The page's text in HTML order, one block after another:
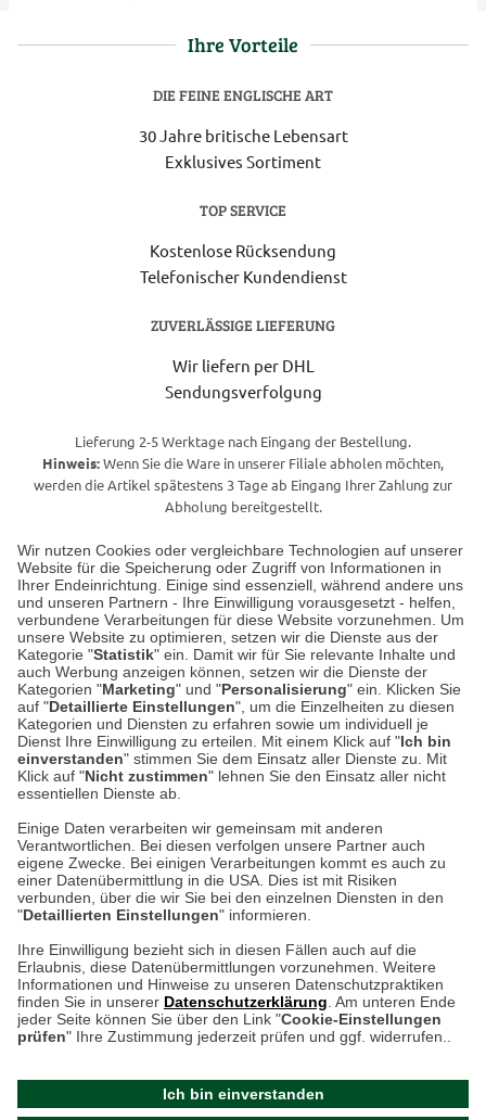
Wir nutzen Cookies oder vergleichbare Technologien auf unserer
Website für die Speicherung oder Zugriff von Informationen in
Ihrer Endeinrichtung. Einige sind essenziell, während andere uns
und unseren Partnern - Ihre Einwilligung vorausgesetzt - helfen,
verbundene Verarbeitungen für diese Website vorzunehmen. Um
unsere Website zu optimieren, setzen wir die Dienste aus der
Kategorie "Statistik" ein. Damit wir für Sie relevante Inhalte und
auch Werbung anzeigen können, setzen wir die Dienste der
Kategorien "Marketing" und "Personalisierung" ein. Klicken Sie
auf "Detaillierte Einstellungen", um die Einzelheiten zu diesen
Kategorien und Diensten zu erfahren sowie um individuell je
Dienst Ihre Einwilligung zu erteilen. Mit einem Klick auf "Ich bin
einverstanden" stimmen Sie dem Einsatz aller Dienste zu. Mit
Klick auf "Nicht zustimmen" lehnen Sie den Einsatz aller nicht
essentiellen Dienste ab.
Einige Daten verarbeiten wir gemeinsam mit anderen
Verantwortlichen. Bei diesen verfolgen unsere Partner auch
eigene Zwecke. Bei einigen Verarbeitungen kommt es auch zu
einer Datenübermittlung in die USA. Dies ist mit Risiken
verbunden, über die wir Sie bei den einzelnen Diensten in den
"Detaillierten Einstellungen" informieren.
Ihre Einwilligung bezieht sich in diesen Fällen auch auf die
Erlaubnis, diese Datenübermittlungen vorzunehmen. Weitere
Informationen und Hinweise zu unseren Datenschutzpraktiken
finden Sie in unserer Datenschutzerklärung . Am unteren Ende
jeder Seite können Sie über den Link "Cookie-Einstellungen
prüfen" Ihre Zustimmung jederzeit prüfen und ggf. widerrufen..
Ich bin einverstanden
Ihre Vorteile
DIE FEINE ENGLISCHE ART
30 Jahre britische Lebensart
Exklusives Sortiment
TOP SERVICE
Kostenlose Rücksendung
Telefonischer Kundendienst
ZUVERLÄSSIGE LIEFERUNG
Wir liefern per DHL
Sendungsverfolgung
Lieferung 2-5 Werktage nach Eingang der Bestellung.
Hinweis:Wenn Sie die Ware in unserer Filiale abholen möchten,
werden die Artikel spätestens 3 Tage ab Eingang Ihrer Zahlung zur
Abholung bereitgestellt.
Unser Geschäft in Meckenheim
Auf dem Steinbüchel 6
53340 Meckenheim
Montag bis Samstag 9:00 Uhr bis 18:00 Uhr
weitere Information
Hier finden Sie uns im Netz
Kontakt
Umwelt und Entsorgung
Zur Echtheit von Bewertungen
Hinweisgeber-Schutzgesetz
Barrierefreiheit unserer Website
am 06.08.2026 um 22:57
Cookie-Einstellungen in Ihrem Browser
ACHTUNG!
Ihr Browser speichert aktuell keine Cookies!
Leider können Sie in diesem Fall unseren Online-Shop